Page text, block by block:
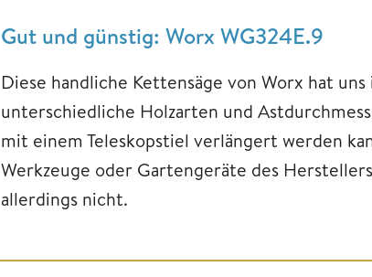
Gut und günstig: Worx WG324E.9
Diese handliche Kettensäge von Worx hat
unterschiedliche Holzarten und
mit einem Teleskopstiel verlängert werden
Werkzeuge oder Gartengeräte des
allerdings nicht.